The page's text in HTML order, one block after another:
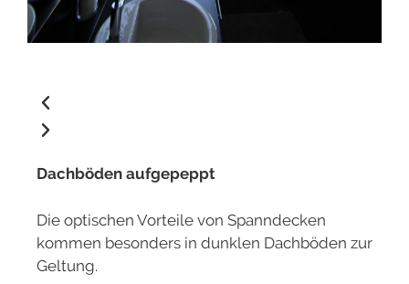
Dachböden aufgepeppt
Die optischen Vorteile von Spanndecken
kommen besonders in dunklen Dachböden zur
Geltung.